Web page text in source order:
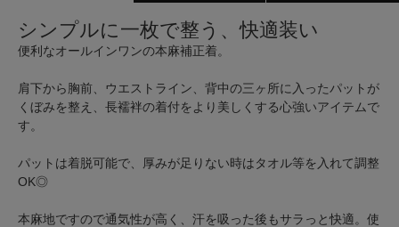
シンプルに一枚で整う、快適装い
便利なオールインワンの本麻補正着。
肩下から胸前、ウエストライン、背中の三ヶ所に入ったパットが
くぼみを整え、長襦袢の着付をより美しくする心強いアイテムで
す。
パットは着脱可能で、厚みが足りない時はタオル等を入れて調整
OK◎
本麻地ですので通気性が高く、汗を吸った後もサラっと快適。使